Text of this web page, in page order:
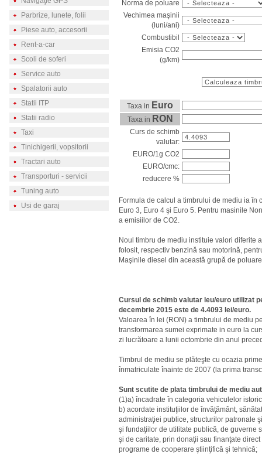
Parbrize, lunete, folii
Piese auto, accesorii
Rent-a-car
Scoli de soferi
Service auto
Spalatorii auto
Statii ITP
Statii radio
Taxi
Tinichigerii, vopsitorii
Tractari auto
Transporturi - servicii
Tuning auto
Usi de garaj
Norma de poluare
Vechimea maşinii
(luni/ani)
Combustibil
Emisia CO2
(g/km)
Taxa in Euro
Taxa in RON
Curs de schimb
valutar:
EURO/1g CO2
EURO/cmc:
reducere %
Formula de calcul a timbrului de mediu ia
Euro 3, Euro 4 şi Euro 5. Pentru masinile
a emisiilor de CO2.
Noul timbru de mediu instituie valori diferite
folosit, respectiv benzină sau motorină,
Maşinile diesel din această grupă de
Cursul de schimb valutar leu/euro utilizat
decembrie 2015 este de 4.4093 lei/euro.
Valoarea în lei (RON) a timbrului de mediu
transformarea sumei exprimate in euro la
zi lucrătoare a lunii octombrie din anul
Timbrul de mediu se plăteşte cu ocazia
înmatriculate înainte de 2007 (la prima
Sunt scutite de plata timbrului de mediu
(1)a) încadrate în categoria vehiculelor
b) acordate instituţiilor de învăţământ,
administraţiei publice, structurilor patronale
şi fundaţiilor de utilitate publică, de guverne
şi de caritate, prin donaţii sau finanţate
programe de cooperare ştiinţifică şi tehnică;